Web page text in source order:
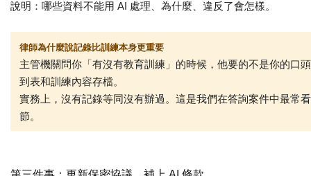
說明：哪些資料不能用 AI 處理、為什麼、違反了會怎樣。
律師為什麼說記錄比訓練本身更重要
主管機關問你「有沒有教育訓練」的時候，他要的不是你的口
到表和訓練內容存檔。
實務上，沒有記錄等同沒有辦過。這是我們在答詢案件中最常
節。